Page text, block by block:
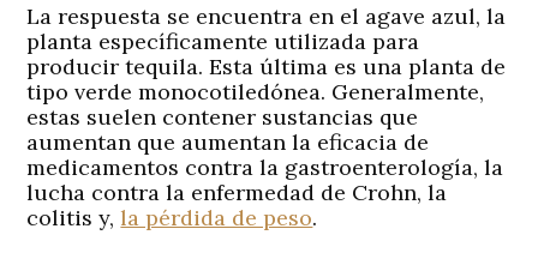
La respuesta se encuentra en el agave azul, la
planta específicamente utilizada para
producir tequila. Esta última es una planta de
tipo verde monocotiledónea. Generalmente,
estas suelen contener sustancias que
aumentan que aumentan la eficacia de
medicamentos contra la gastroenterología, la
lucha contra la enfermedad de Crohn, la
colitis y,la pérdida de peso.